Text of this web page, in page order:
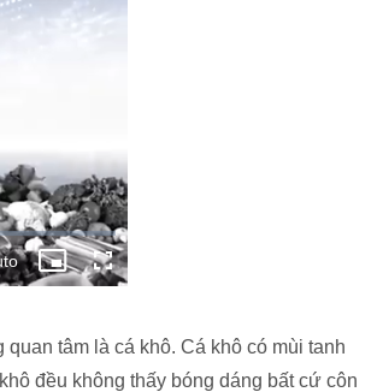
tâm là cá khô. Cá khô có mùi tanh
đều không thấy bóng dáng bất cứ côn